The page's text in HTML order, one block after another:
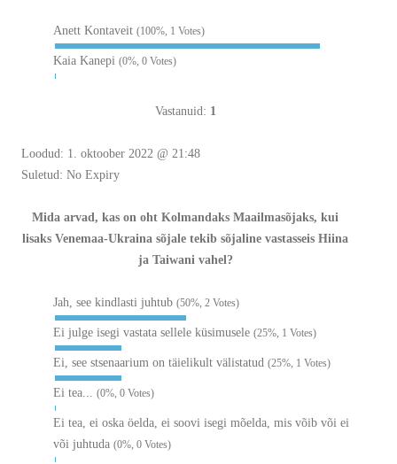
Anett Kontaveit (100%, 1 Votes)
Kaia Kanepi (0%, 0 Votes)
Vastanuid: 1
Loodud: 1. oktoober 2022 @ 21:48
Suletud: No Expiry
Mida arvad, kas on oht Kolmandaks Maailmasõjaks, kui
lisaks Venemaa-Ukraina sõjale tekib sõjaline vastasseis Hiina
ja Taiwani vahel?
Jah, see kindlasti juhtub (50%, 2 Votes)
Ei julge isegi vastata sellele küsimusele (25%, 1 Votes)
Ei, see stsenaarium on täielikult välistatud (25%, 1 Votes)
Ei tea... (0%, 0 Votes)
Ei tea, ei oska öelda, ei soovi isegi mõelda, mis võib või ei
või juhtuda (0%, 0 Votes)